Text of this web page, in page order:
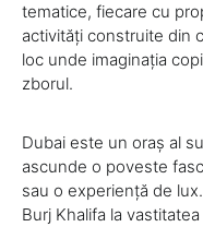
tematice, fiecare cu
activități construite din
loc unde imaginația
zborul.
Dubai este un oraș al
ascunde o poveste
sau o experiență de
Burj Khalifa la